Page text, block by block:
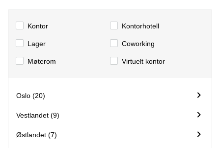
kontor
Drammen
Leie
kontor
Bærum
kontor
6 Drammen
Lars
Hilles
gate 30
Bergen
1 Våler
14
Kontor Kontorhotell
Lager Сoworking
Møterom Virtuelt kontor
Oslo (20)
Vestlandet (9)
Østlandet (7)